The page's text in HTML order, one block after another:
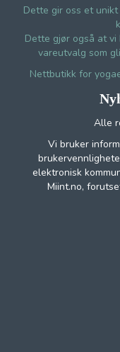
Dette gir oss et
Dette gjør også at
vareutvalg som
Nettbutikk for
Alle
Vi bruker
elektronisk
Miint.no,